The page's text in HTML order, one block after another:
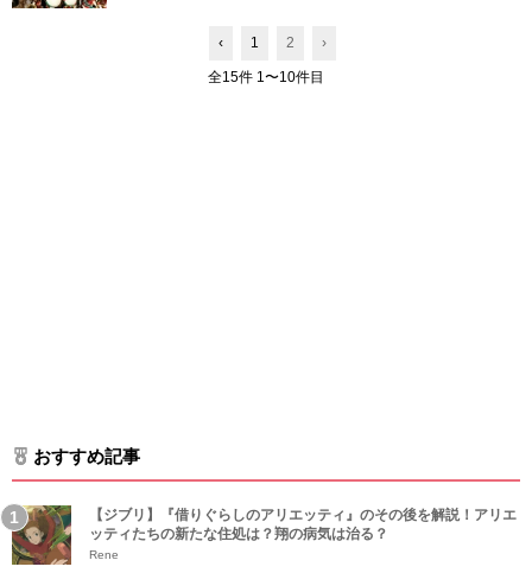
‹ 1 2 ›
全15件 1〜10件目
おすすめ記事
【ジブリ】『借りぐらしのアリエッティ』のその後を解説！アリエ
ッティたちの新たな住処は？翔の病気は治る？
Rene